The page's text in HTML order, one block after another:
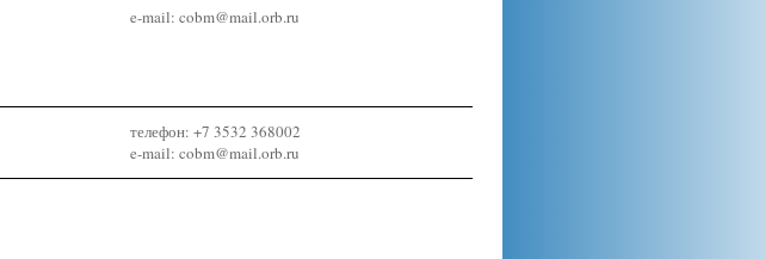
e-mail: cobm@mail.orb.ru
телефон: +7 3532 368002
e-mail: cobm@mail.orb.ru